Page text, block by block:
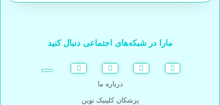
مارا در شبکه‌های اجتماعی دنبال کنید
درباره ما
پزشکان کلینیک نوین